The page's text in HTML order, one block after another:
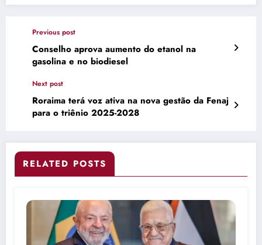
Previous post
Conselho aprova aumento do etanol na
gasolina e no biodiesel
Next post
Roraima terá voz ativa na nova gestão da Fenaj
para o triênio 2025-2028
RELATED POSTS